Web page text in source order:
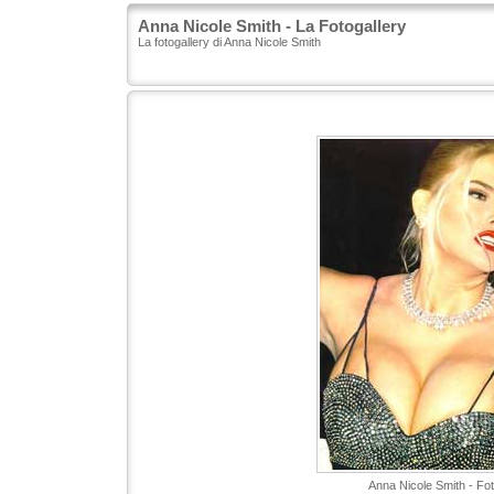
Anna Nicole Smith - La Fotogallery
La fotogallery di Anna Nicole Smith
Anna Nicole Smith -